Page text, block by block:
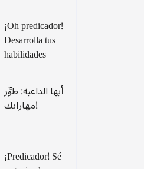
¡Oh predicador!
Desarrolla tus
habilidades
أيها الداعية: طوِّر
مهاراتك!
¡Predicador! Sé